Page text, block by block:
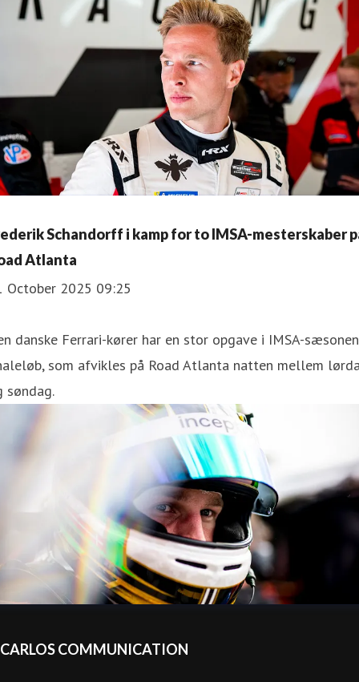
Schandorff i kamp for to IMSA-mesterskaber
Atlanta
October 2025 09:25
danske Ferrari-kører har en stor opgave i IMSA-
som afvikles på Road Atlanta natten mellem
søndag.
CARLOS COMMUNICATION